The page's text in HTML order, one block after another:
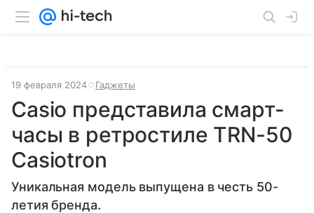
19 февраля 2024 Гаджеты
Casio представила смарт-
часы в ретростиле TRN-50
Casiotron
Уникальная модель выпущена в честь 50-
летия бренда.